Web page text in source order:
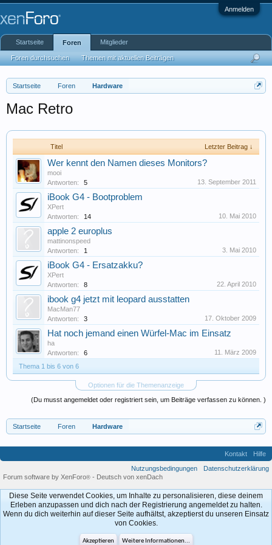
Anmelden
Startseite Foren Hardware
Mac Retro
Titel Letzter Beitrag ↓
Wer kennt den Namen dieses Monitors?
mooi
Antworten:
5 13. September 2011
iBook G4 - Bootproblem
XPert
Antworten:
14 10. Mai 2010
apple 2 europlus
mattinonspeed
Antworten:
1 3. Mai 2010
iBook G4 - Ersatzakku?
XPert
Antworten:
8 22. April 2010
ibook g4 jetzt mit leopard ausstatten
MacMan77
Antworten:
3 17. Oktober 2009
Hat noch jemand einen Würfel-Mac im Einsatz
ha
Antworten:
6
11. März 2009
Thema 1 bis 6 von 6
Optionen für die Themenanzeige
(Du musst angemeldet oder registriert sein, um Beiträge verfassen zu können. )
Startseite Foren Hardware
Startseite Foren
Foren durchsuchen Themen mit aktuellen Beiträgen
Mitglieder
Kontakt
Hilfe
Nutzungsbedingungen
Datenschutzerklärung
Forum software by XenForo® - Deutsch von xenDach
Diese Seite verwendet Cookies, um Inhalte zu personalisieren, diese deinem
Erleben anzupassen und dich nach der Registrierung angemeldet zu halten.
Wenn du dich weiterhin auf dieser Seite aufhältst, akzeptierst du unseren Einsatz
von Cookies.
Akzeptieren Weitere Informationen...